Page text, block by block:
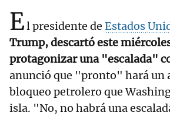
El presidente de Estados
Trump, descartó este
protagonizar una "escalada"
anunció que "pronto" hará un
bloqueo petrolero que
isla. "No, no habrá una